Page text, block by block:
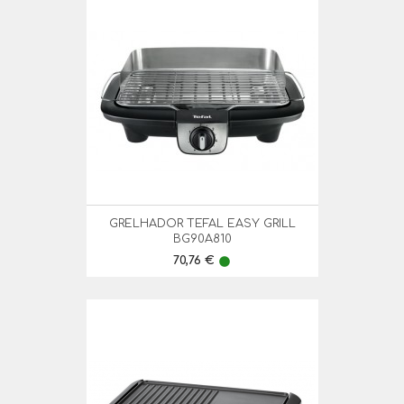
GRELHADOR TEFAL EASY GRILL
BG90A810
Preço
70,76 € lens